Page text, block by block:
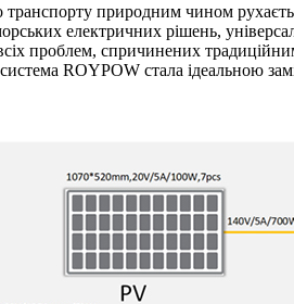
природним чином
електричних рішень,
проблем, спричинених
ROYPOW стала ідеальною